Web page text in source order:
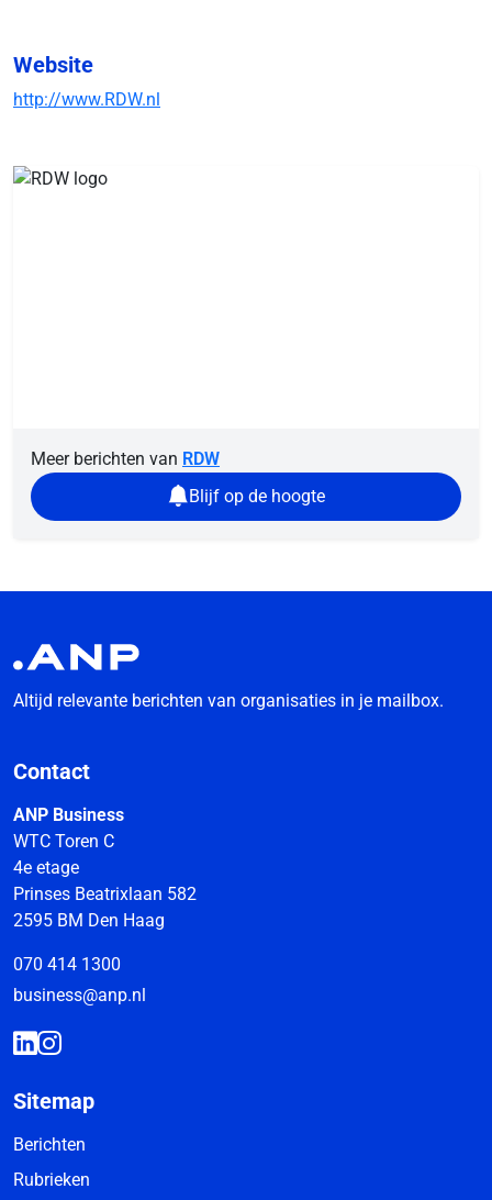
Website
http://www.RDW.nl
Meer berichten van RDW
Blijf op de hoogte
Altijd relevante berichten van organisaties in je mailbox.
Contact
ANP Business
WTC Toren C
4e etage
Prinses Beatrixlaan 582
2595 BM Den Haag
070 414 1300
business@anp.nl
Sitemap
Berichten
Rubrieken